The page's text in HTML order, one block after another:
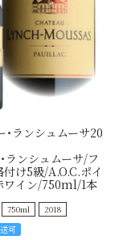
・ランシュムーサ20
ランシュムーサ/フ
け5級/A.O.C.ポイ
ワイン/750ml/1本
750ml
2018
可